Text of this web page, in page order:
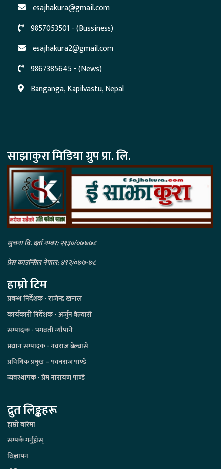
esajhakura@gmail.com
9857053501 - (Bussiness)
esajhakura2@gmail.com
9867385645 - (News)
Banganga, Kapilvastu, Nepal
साझाकुरा मिडिया ग्रुप प्रा. लि.
सुचना वि. दर्ता नम्बर: २१३०/०७७७८
प्रेस काउन्सिल नेपाल: ४९२/०७७-७८
हाम्रो टिम
प्रबन्ध निर्देशक - राजेन्द्र खनाल
कार्यकारी निर्देशक - अर्जुन बेल्वासे
सम्पादक - भगवती न्यौपाने
प्रधान सम्पादक - नवराज बेल्वासे
प्रविधिक प्रमुख – पवनराज पाण्डे
व्यवस्थापक - प्रेम नारायण पाण्डे
द्रुत लिङ्कहरू
हाम्रो बारेमा
सम्पर्क गर्नुहोस्
विज्ञापन